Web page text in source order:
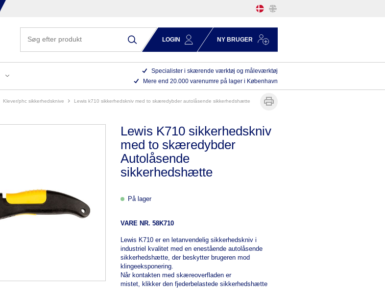
LOGIN NY BRUGER
Specialister i skærende værktøj og måleværktøj
Mere end 20.000 varenumre på lager i København
klever/phc sikkerhedsknive lewis k710 sikkerhedskniv med to skæredybder autolåsende sikkerhedshætte
Lewis K710 sikkerhedskniv
med to skæredybder
Autolåsende
sikkerhedshætte
På lager
VARE NR. 58K710
Lewis K710 er en letanvendelig sikkerhedskniv i
industriel kvalitet med en enestående autolåsende
sikkerhedshætte, der beskytter brugeren mod
klingeeksponering.
Når kontakten med skæreoverfladen er
mistet, klikker den fjederbelastede sikkerhedshætte